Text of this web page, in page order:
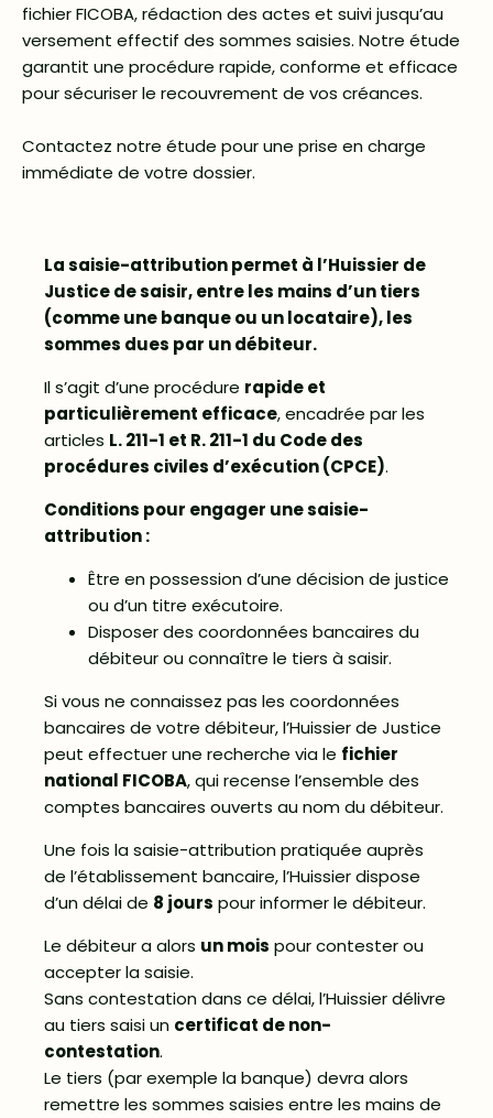
fichier FICOBA, rédaction des actes et suivi jusqu’au
versement effectif des sommes saisies. Notre étude
garantit une procédure rapide, conforme et efficace
pour sécuriser le recouvrement de vos créances.
Contactez notre étude pour une prise en charge
immédiate de votre dossier.
La saisie-attribution permet à l’Huissier de
Justice de saisir, entre les mains d’un tiers
(comme une banque ou un locataire), les
sommes dues par un débiteur.
Il s’agit d’une procédure rapide et
particulièrement efficace, encadrée par les
articles L. 211-1 et R. 211-1 du Code des
procédures civiles d’exécution (CPCE).
Conditions pour engager une saisie-
attribution :
Être en possession d’une décision de justice
ou d’un titre exécutoire.
Disposer des coordonnées bancaires du
débiteur ou connaître le tiers à saisir.
Si vous ne connaissez pas les coordonnées
bancaires de votre débiteur, l’Huissier de Justice
peut effectuer une recherche via le fichier
national FICOBA, qui recense l’ensemble des
comptes bancaires ouverts au nom du débiteur.
Une fois la saisie-attribution pratiquée auprès
de l’établissement bancaire, l’Huissier dispose
d’un délai de 8 jours pour informer le débiteur.
Le débiteur a alors un mois pour contester ou
accepter la saisie.
Sans contestation dans ce délai, l’Huissier délivre
au tiers saisi un certificat de non-
contestation.
Le tiers (par exemple la banque) devra alors
remettre les sommes saisies entre les mains de